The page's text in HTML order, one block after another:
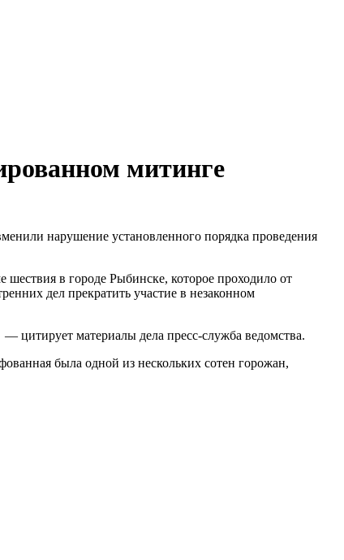
митинге
нарушение установленного порядка проведения
в городе Рыбинске, которое проходило от
дел прекратить участие в незаконном
— цитирует материалы дела пресс-служба ведомства.
была одной из нескольких сотен горожан,